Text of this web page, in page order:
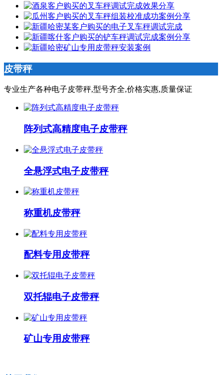
皮带秤
专业生产各种电子皮带秤,型号齐全,价格实惠,质量保证
阵列式高精度电子皮带秤
全悬浮式电子皮带秤
称重机皮带秤
配料专用皮带秤
双托辊电子皮带秤
矿山专用皮带秤